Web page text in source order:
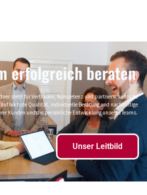
erfolgreich beraten
steht für Vertrauen, Kompetenz und partnerschaftliche
höchste Qualität, individuelle Beratung und nachhaltige
Kunden und die persönliche Entwicklung unseres Teams.
Unser Leitbild